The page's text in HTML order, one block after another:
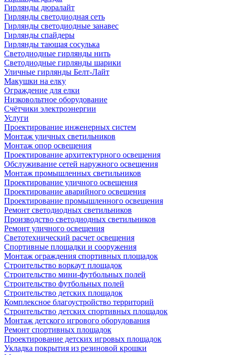
Гирлянды дюралайт
Гирлянды светодиодная сеть
Гирлянды светодиодные занавес
Гирлянды спайдеры
Гирлянды тающая сосулька
Светодиодные гирлянды нить
Светодиодные гирлянды шарики
Уличные гирлянды Белт-Лайт
Макушки на елку
Ограждение для елки
Низковольтное оборудование
Счётчики электроэнергии
Услуги
Проектирование инженерных систем
Монтаж уличных светильников
Монтаж опор освещения
Проектирование архитектурного освещения
Обслуживание сетей наружного освещения
Монтаж промышленных светильников
Проектирование уличного освещения
Проектирование аварийного освещения
Проектирование промышленного освещения
Ремонт светодиодных светильников
Производство светодиодных светильников
Ремонт уличного освещения
Светотехнический расчет освещения
Спортивные площадки и сооружения
Монтаж ограждения спортивных площадок
Строительство воркаут площадок
Строительство мини-футбольных полей
Строительство футбольных полей
Строительство детских площадок
Комплексное благоустройство территорий
Строительство детских спортивных площадок
Монтаж детского игрового оборудования
Ремонт спортивных площадок
Проектирование детских игровых площадок
Укладка покрытия из резиновой крошки